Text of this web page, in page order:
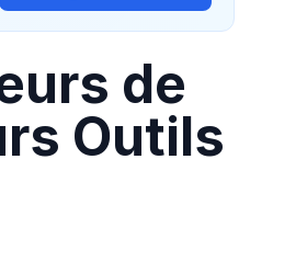
de
Outils